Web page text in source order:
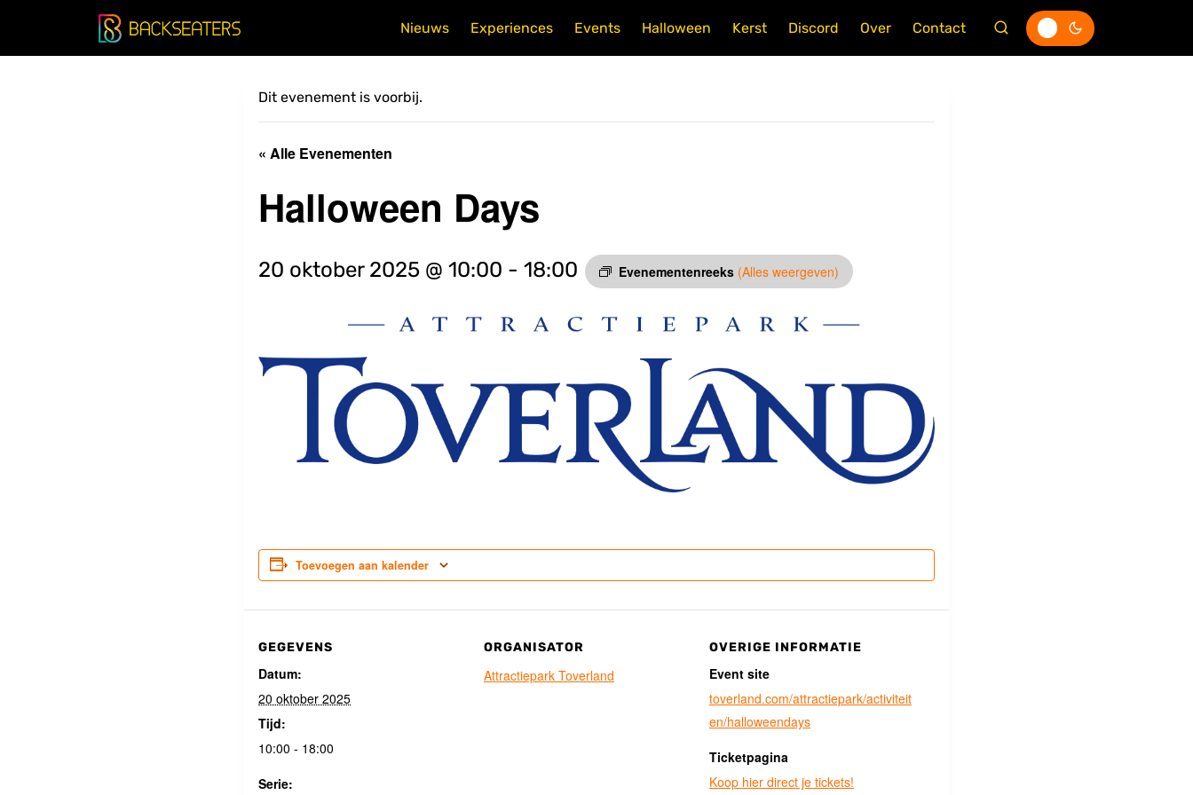
Nieuws Experiences Events Halloween Kerst Discord Over Contact
Dit evenement is voorbij.
« Alle Evenementen
Halloween Days
20 oktober 2025 @ 10:00 - 18:00 Evenementenreeks (Alles weergeven)
Toevoegen aan kalender
GEGEVENS
Datum:
20 oktober 2025
Tijd:
10:00 - 18:00
Serie:
ORGANISATOR
Attractiepark Toverland
OVERIGE INFORMATIE
Event site
toverland.com/attractiepark/activiteit
en/halloweendays
Ticketpagina
Koop hier direct je tickets!